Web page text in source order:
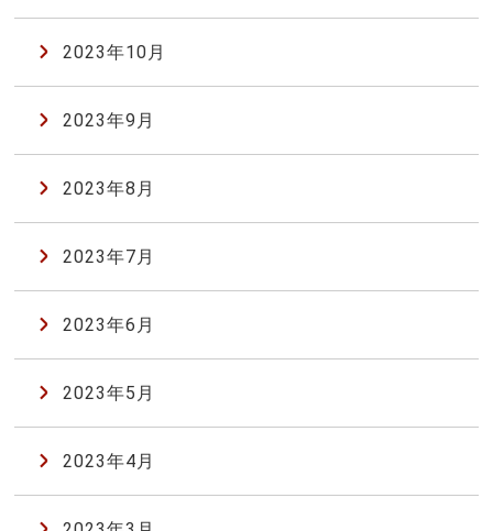
2023年10月
2023年9月
2023年8月
2023年7月
2023年6月
2023年5月
2023年4月